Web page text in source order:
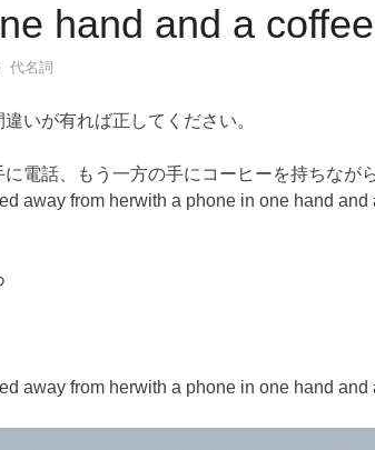
hand and a
代名詞
いが有れば正してください。
に電話、もう一方の手にコーヒーを持ちなが
away from herwith a phone in one hand and
away from herwith a phone in one hand and